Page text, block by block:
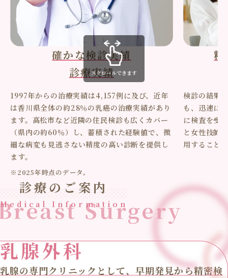
確かな検診実績
診療実績
1997年からの治療実績は4,157例に及び、近年
は香川県全体の約28％の乳癌の治療実績があり
ます。高松市など近隣の住民検診も広くカバー
（県内の約60％）し、蓄積された経験値で、微
細な病変も見逃さない精度の高い診断を提供し
ます。
※2025年時点のデータ。
精
検診の結果
も、迅速に
に検査を受
と女性技師
用すること
スクロールできます
診療のご案内
Medical Information
乳腺外科
Surgery
乳腺の専門クリニックとして、早期発見から精密検